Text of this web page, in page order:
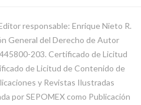
responsable: Enrique Nieto R.
General del Derecho de Autor
203. Certificado de Licitud
de Licitud de Contenido de
y Revistas Ilustradas
por SEPOMEX como Publicación